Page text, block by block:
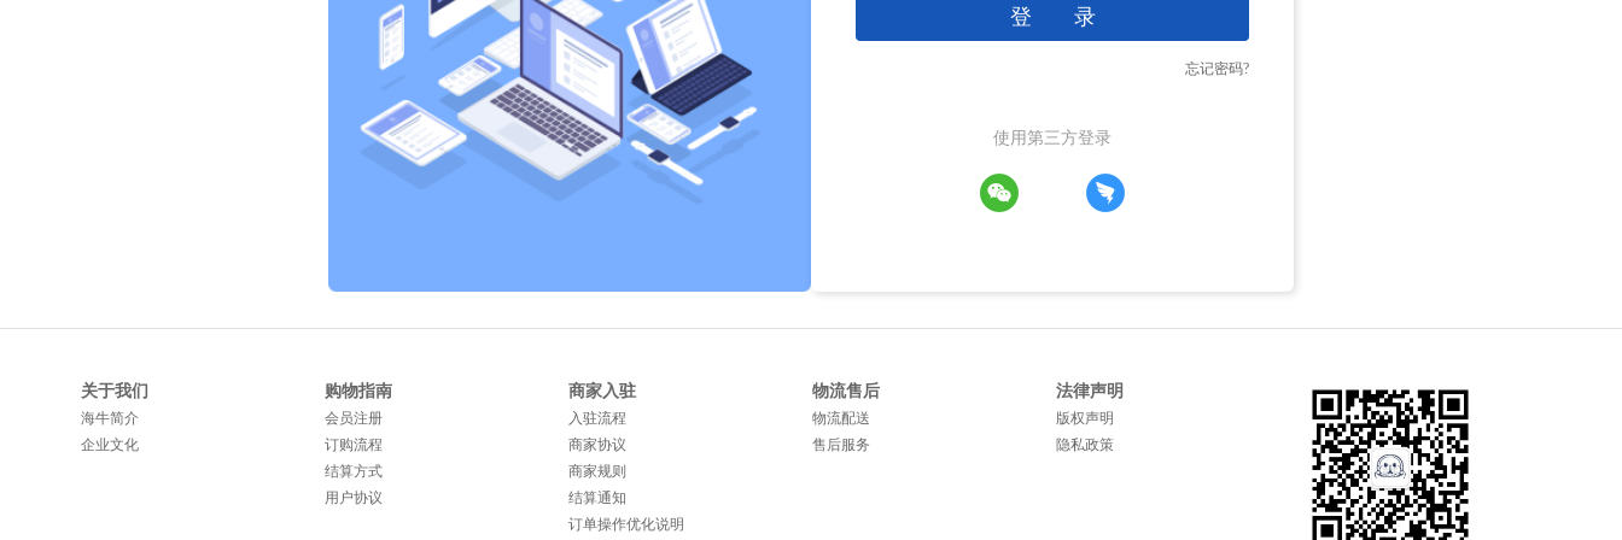
登 录
忘记密码?
使用第三方登录
关于我们
海牛简介
企业文化
购物指南
会员注册
订购流程
结算方式
用户协议
商家入驻
入驻流程
商家协议
商家规则
结算通知
订单操作优化说明
物流售后
物流配送
售后服务
法律声明
版权声明
隐私政策